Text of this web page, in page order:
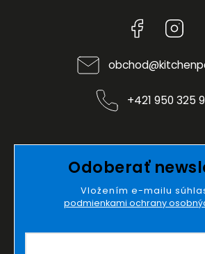
Facebook
obchod@
+421 950 325
Odoberať
Vložením e-mailu
podmienkami ochrany